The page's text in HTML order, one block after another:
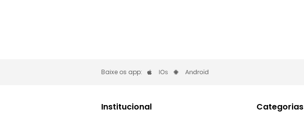
Baixe os app:
Institucional Categorias